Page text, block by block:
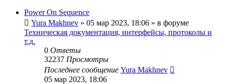
Power On Sequence
Yura Makhnev » 05 мар 2023, 18:06 » в форуме
Техническая документация, интерфейсы, протоколы и
т.д.
0 Ответы
32237 Просмотры
Последнее сообщение Yura Makhnev
05 мар 2023, 18:06